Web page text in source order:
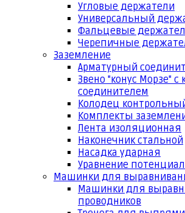
Угловые держатели
Универсальный
Фальцевые
Черепичные
Заземление
Арматурный
Звено "конус Морзе" с
соединителем
Колодец
Комплекты
Лента изоляционная
Наконечник стальной
Насадка ударная
Уравнение
Машинки для
Машинки для
проводников